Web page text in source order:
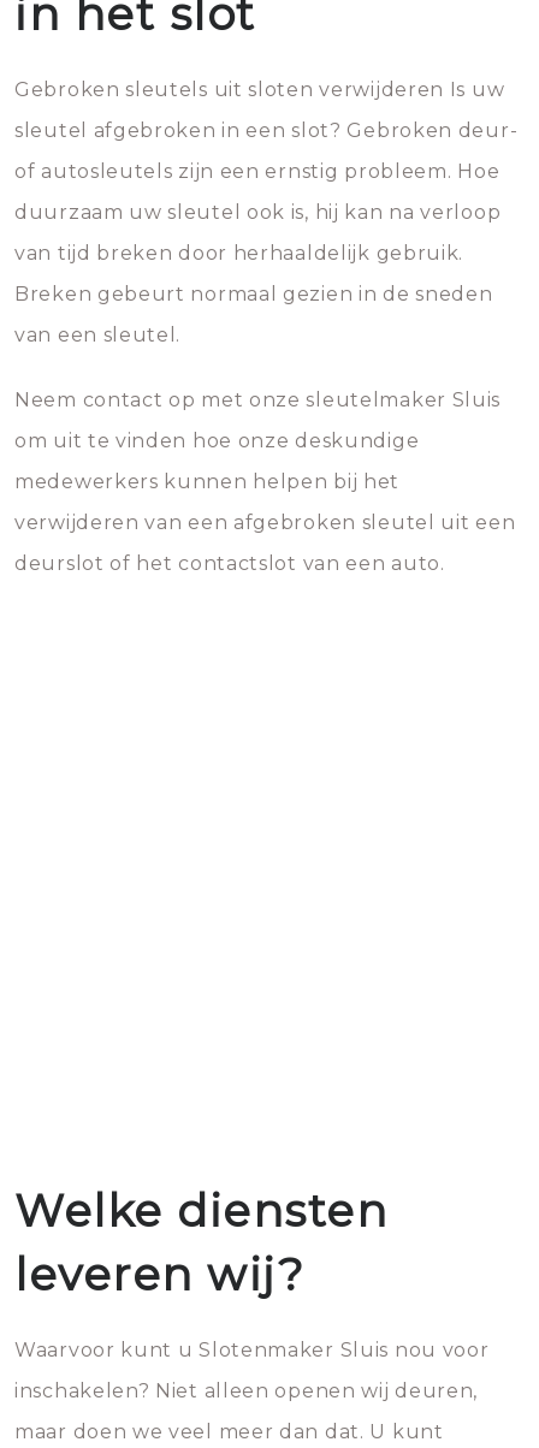
in het slot
Gebroken sleutels uit sloten verwijderen Is uw
sleutel afgebroken in een slot? Gebroken deur-
of autosleutels zijn een ernstig probleem. Hoe
duurzaam uw sleutel ook is, hij kan na verloop
van tijd breken door herhaaldelijk gebruik.
Breken gebeurt normaal gezien in de sneden
van een sleutel.
Neem contact op met onze sleutelmaker Sluis
om uit te vinden hoe onze deskundige
medewerkers kunnen helpen bij het
verwijderen van een afgebroken sleutel uit een
deurslot of het contactslot van een auto.
Welke diensten
leveren wij?
Waarvoor kunt u Slotenmaker Sluis nou voor
inschakelen? Niet alleen openen wij deuren,
maar doen we veel meer dan dat. U kunt